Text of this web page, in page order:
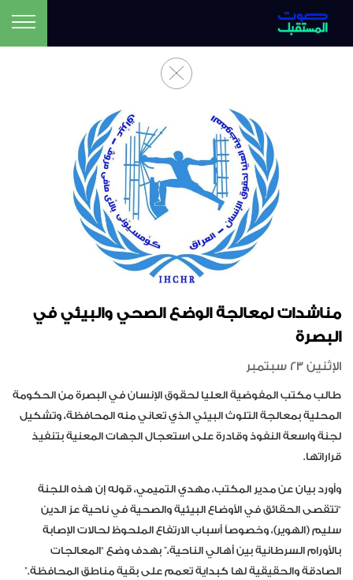
مناشدات لمعالجة الوضع الصحي والبيئي في
البصرة
الإثنين 23 سبتمبر
طالب مكتب المفوضية العليا لحقوق الإنسان في البصرة من الحكومة
المحلية بمعالجة التلوث البيئي الذي تعاني منه المحافظة، وتشكيل
لجنة واسعة النفوذ وقادرة على استعجال الجهات المعنية بتنفيذ
قراراتها.
وأورد بيان عن مدير المكتب، مهدي التميمي، قوله إن هذه اللجنة
“تتقصى الحقائق في الأوضاع البيئية والصحية في ناحية عز الدين
سليم (الهوير)، وخصوصاً أسباب الارتفاع الملحوظ لحالات الإصابة
بالأورام السرطانية بين أهالي الناحية،” بهدف وضع “المعالجات
الصادقة والحقيقية لها كبداية تعمم على بقية مناطق المحافظة.”